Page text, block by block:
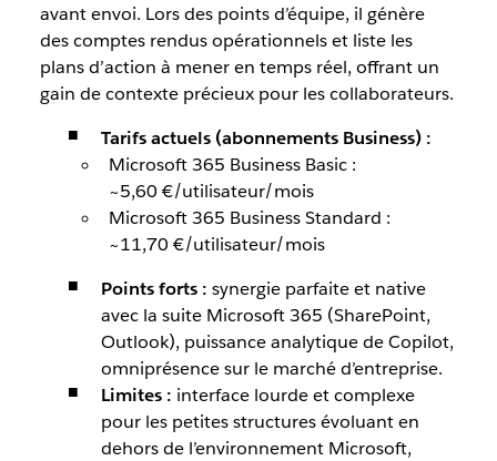
avant envoi. Lors des points d’équipe, il génère
des comptes rendus opérationnels et liste les
plans d’action à mener en temps réel, offrant un
gain de contexte précieux pour les collaborateurs.
Tarifs actuels (abonnements Business) :
Microsoft 365 Business Basic :
~5,60 €/utilisateur/mois
Microsoft 365 Business Standard :
~11,70 €/utilisateur/mois
Points forts : synergie parfaite et native
avec la suite Microsoft 365 (SharePoint,
Outlook), puissance analytique de Copilot,
omniprésence sur le marché d’entreprise.
Limites : interface lourde et complexe
pour les petites structures évoluant en
dehors de l’environnement Microsoft,